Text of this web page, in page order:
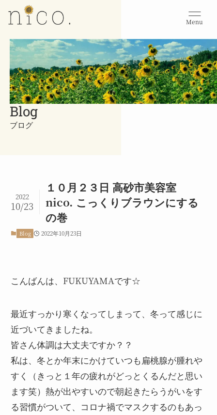
Menu
Blog
ブログ
１０月２３日 高砂市美容室
nico. こっくりブラウンにする
の巻
2022
10/23
Blog 2022年10月23日
こんばんは、FUKUYAMAです☆
最近すっかり寒くなってしまって、冬って感じに
近づいてきましたね。
皆さん体調は大丈夫ですか？？
私は、冬とか年末にかけていつも扁桃腺が腫れや
すく（きっと１年の疲れがどっとくるんだと思い
ます笑）熱が出やすいので朝起きたらうがいをす
る習慣がついて、コロナ禍でマスクするのもあっ